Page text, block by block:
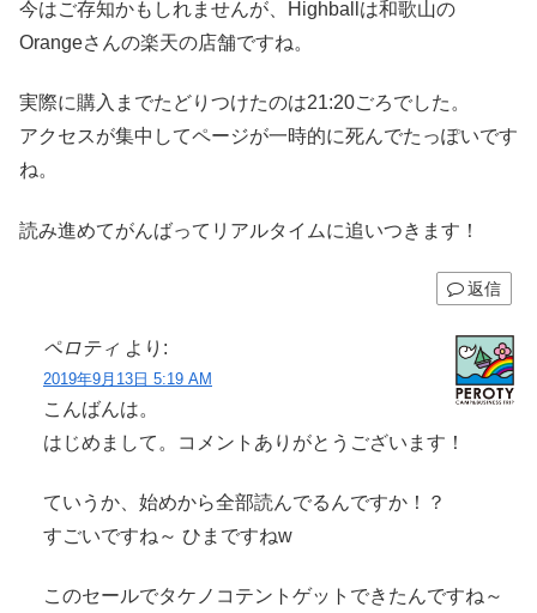
今はご存知かもしれませんが、Highballは和歌山の
Orangeさんの楽天の店舗ですね。
実際に購入までたどりつけたのは21:20ごろでした。
アクセスが集中してページが一時的に死んでたっぽいです
ね。
読み進めてがんばってリアルタイムに追いつきます！
返信
ペロティ より:
2019年9月13日 5:19 AM
こんばんは。
はじめまして。コメントありがとうございます！
ていうか、始めから全部読んでるんですか！？
すごいですね～ ひまですねw
このセールでタケノコテントゲットできたんですね～